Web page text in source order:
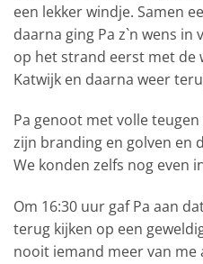
een lekker windje. Samen
daarna ging Pa z`n wens
op het strand eerst met de
Katwijk en daarna weer
Pa genoot met volle
zijn branding en golven en
We konden zelfs nog even
Om 16:30 uur gaf Pa aan
terug kijken op een
nooit iemand meer van